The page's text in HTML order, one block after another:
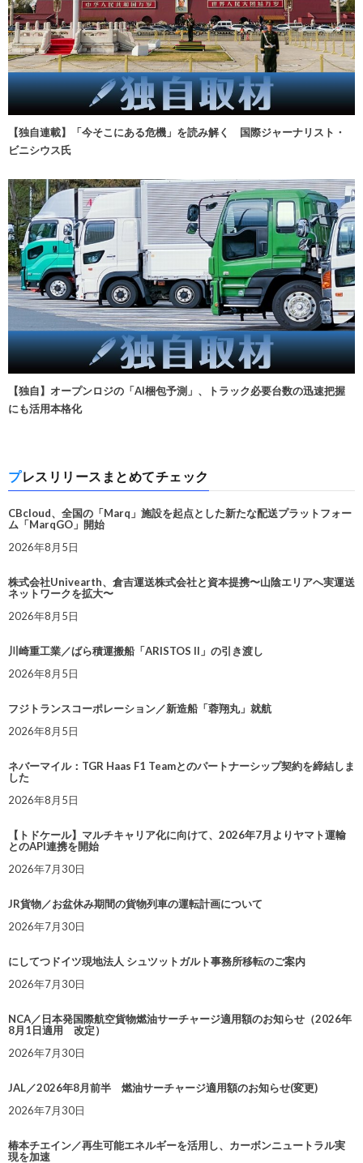
【独自連載】「今そこにある危機」を読み解く 国際ジャーナリスト・
ビニシウス氏
【独自】オープンロジの「AI梱包予測」、トラック必要台数の迅速把握
にも活用本格化
プレスリリースまとめてチェック
CBcloud、全国の「Marq」施設を起点とした新たな配送プラットフォー
ム「MarqGO」開始
2026年8月5日
株式会社Univearth、倉吉運送株式会社と資本提携〜山陰エリアへ実運送
ネットワークを拡大〜
2026年8月5日
川崎重工業／ばら積運搬船「ARISTOS II」の引き渡し
2026年8月5日
フジトランスコーポレーション／新造船「蓉翔丸」就航
2026年8月5日
ネバーマイル：TGR Haas F1 Teamとのパートナーシップ契約を締結しま
した
2026年8月5日
【トドケール】マルチキャリア化に向けて、2026年7月よりヤマト運輸
とのAPI連携を開始
2026年7月30日
JR貨物／お盆休み期間の貨物列車の運転計画について
2026年7月30日
にしてつドイツ現地法人 シュツットガルト事務所移転のご案内
2026年7月30日
NCA／日本発国際航空貨物燃油サーチャージ適用額のお知らせ（2026年
8月1日適用 改定）
2026年7月30日
JAL／2026年8月前半 燃油サーチャージ適用額のお知らせ(変更)
2026年7月30日
椿本チエイン／再生可能エネルギーを活用し、カーボンニュートラル実
現を加速